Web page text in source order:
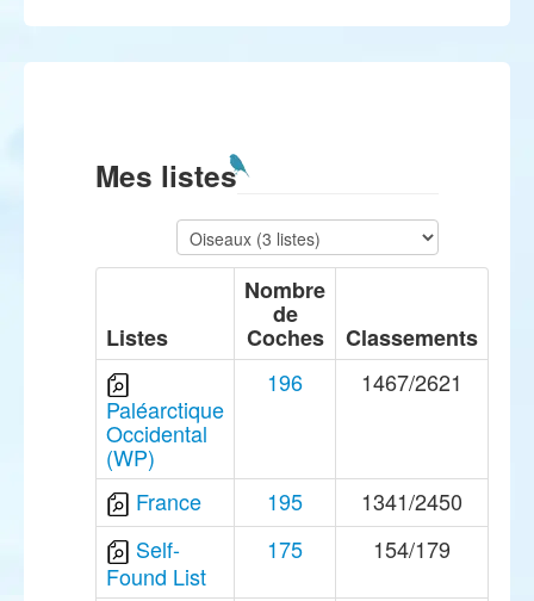
Mes listes
Listes
Nombre
de
Coches Classements
Paléarctique
Occidental
(WP)
196 1467/2621
France 195
1341/2450
Self-
Found List
175 154/179